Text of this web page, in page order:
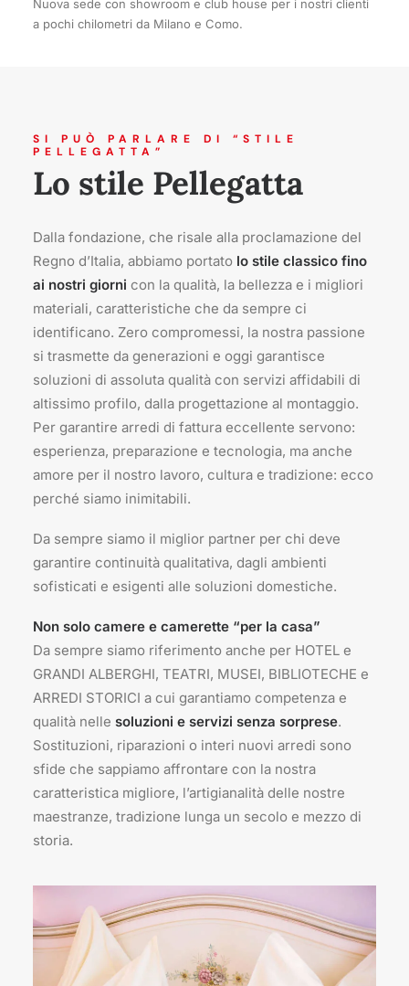
Nuova sede con showroom e club house per i nostri clienti
a pochi chilometri da Milano e Como.
SI PUÒ PARLARE DI “STILE
PELLEGATTA”
Lo stile Pellegatta
Dalla fondazione, che risale alla proclamazione del
Regno d’Italia, abbiamo portato lo stile classico fino
ai nostri giorni con la qualità, la bellezza e i migliori
materiali, caratteristiche che da sempre ci
identificano. Zero compromessi, la nostra passione
si trasmette da generazioni e oggi garantisce
soluzioni di assoluta qualità con servizi affidabili di
altissimo profilo, dalla progettazione al montaggio.
Per garantire arredi di fattura eccellente servono:
esperienza, preparazione e tecnologia, ma anche
amore per il nostro lavoro, cultura e tradizione: ecco
perché siamo inimitabili.
Da sempre siamo il miglior partner per chi deve
garantire continuità qualitativa, dagli ambienti
sofisticati e esigenti alle soluzioni domestiche.
Non solo camere e camerette “per la casa”
Da sempre siamo riferimento anche per HOTEL e
GRANDI ALBERGHI, TEATRI, MUSEI, BIBLIOTECHE e
ARREDI STORICI a cui garantiamo competenza e
qualità nelle soluzioni e servizi senza sorprese.
Sostituzioni, riparazioni o interi nuovi arredi sono
sfide che sappiamo affrontare con la nostra
caratteristica migliore, l’artigianalità delle nostre
maestranze, tradizione lunga un secolo e mezzo di
storia.